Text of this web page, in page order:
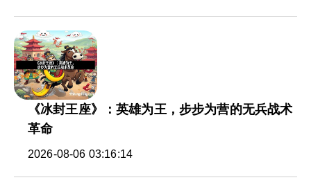
《冰封王座》：英雄为王，步步为营的无兵战术
革命
2026-08-06 03:16:14